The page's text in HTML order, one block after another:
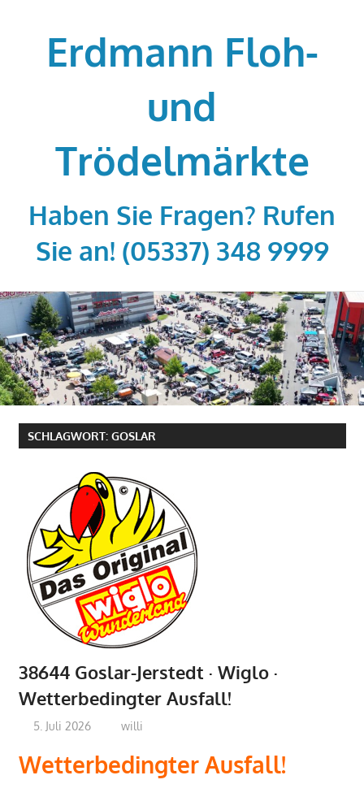
Erdmann Floh-
und
Trödelmärkte
Haben Sie Fragen? Rufen
Sie an! (05337) 348 9999
SCHLAGWORT: GOSLAR
38644 Goslar-Jerstedt · Wiglo ·
Wetterbedingter Ausfall!
5. Juli 2026 willi
Wetterbedingter Ausfall!